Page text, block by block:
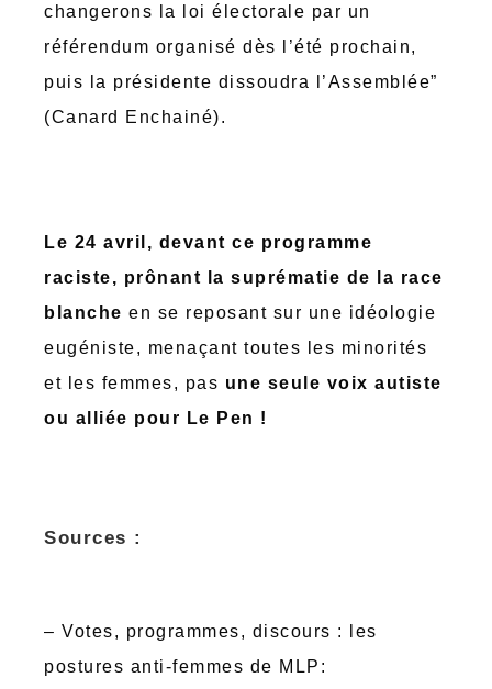
changerons la loi électorale par un
référendum organisé dès l’été prochain,
puis la présidente dissoudra l’Assemblée”
(Canard Enchainé).
Le 24 avril, devant ce programme
raciste, prônant la suprématie de la race
blanche en se reposant sur une idéologie
eugéniste, menaçant toutes les minorités
et les femmes, pas une seule voix autiste
ou alliée pour Le Pen !
Sources :
– Votes, programmes, discours : les
postures anti-femmes de MLP: